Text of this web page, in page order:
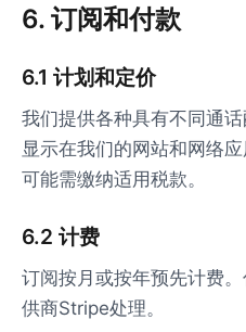
6. 订阅和付款
6.1 计划和定价
我们提供各种具有不同通
显示在我们的网站和网络
可能需缴纳适用税款。
6.2 计费
订阅按月或按年预先计费
供商Stripe处理。